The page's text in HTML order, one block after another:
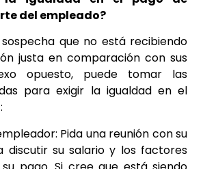
del empleado?
que no está recibiendo
justa en comparación con sus
opuesto, puede tomar las
para exigir la igualdad en el
Pida una reunión con su
discutir su salario y los factores